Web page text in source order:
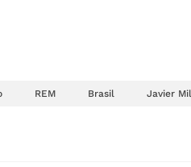
REM Brasil Javier